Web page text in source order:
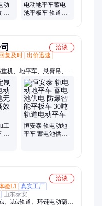
动
电动地平车蓄电
池平板车 轨道运
洽谈
回复及时 出价迅速
机、地平车、悬臂吊、升
件
工
恒安泰 轨电动地
平车 蓄电池供电
洽谈
验L1 真实工厂
山东泰安
、kbk轨道、环链电动葫